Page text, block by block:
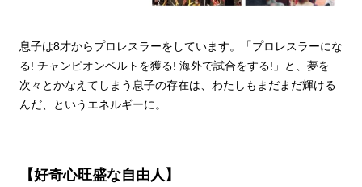
息子は8才からプロレスラーをしています。「プロレスラーにな
る! チャンピオンベルトを獲る! 海外で試合をする!」と、夢を
次々とかなえてしまう息子の存在は、わたしもまだまだ輝ける
んだ、というエネルギーに。
【好奇心旺盛な自由人】